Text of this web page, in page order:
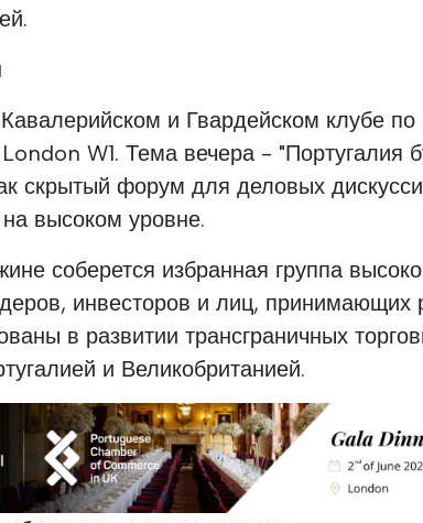
и Гвардейском клубе по
W1. Тема вечера - "Португалия
скрытый форум для деловых
высоком уровне.
соберется избранная группа
инвесторов и лиц, принимающих
в развитии трансграничных
и Великобританией.